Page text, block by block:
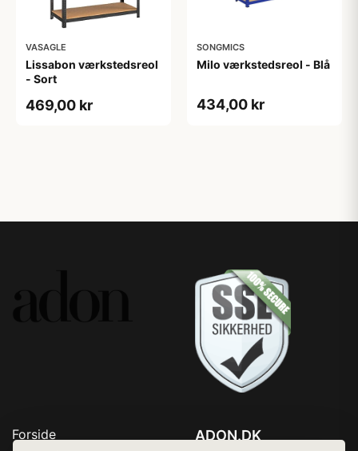
VASAGLE
Lissabon værkstedsreol
- Sort
469,00 kr
SONGMICS
Milo værkstedsreol - Blå
434,00 kr
Forside
ADON.DK